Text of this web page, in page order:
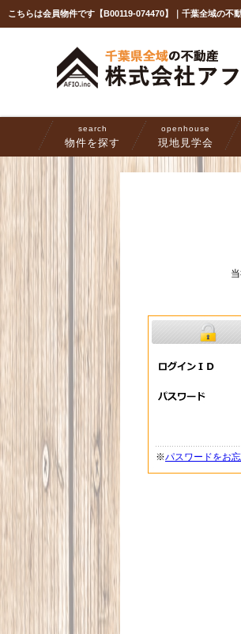
こちらは会員物件です【B00119-074470】｜千葉全域の不
search
物件を探す
openhouse
現地見学会
※パスワードをお